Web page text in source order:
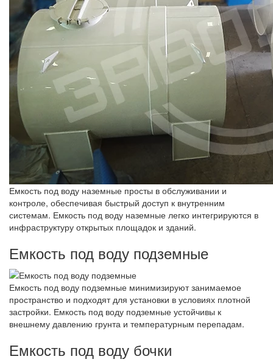
Емкость под воду наземные просты в обслуживании и
контроле, обеспечивая быстрый доступ к внутренним
системам. Емкость под воду наземные легко интегрируются в
инфраструктуру открытых площадок и зданий.
Емкость под воду подземные
Емкость под воду подземные минимизируют занимаемое
пространство и подходят для установки в условиях плотной
застройки. Емкость под воду подземные устойчивы к
внешнему давлению грунта и температурным перепадам.
Емкость под воду бочки